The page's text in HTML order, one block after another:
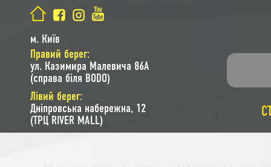
м. Київ
Правий берег:
ул. Казимира Малевича 86A
(справа біля BODO)
Лівий берег:
Дніпровська набережна, 12
(ТРЦ RIVER MALL)